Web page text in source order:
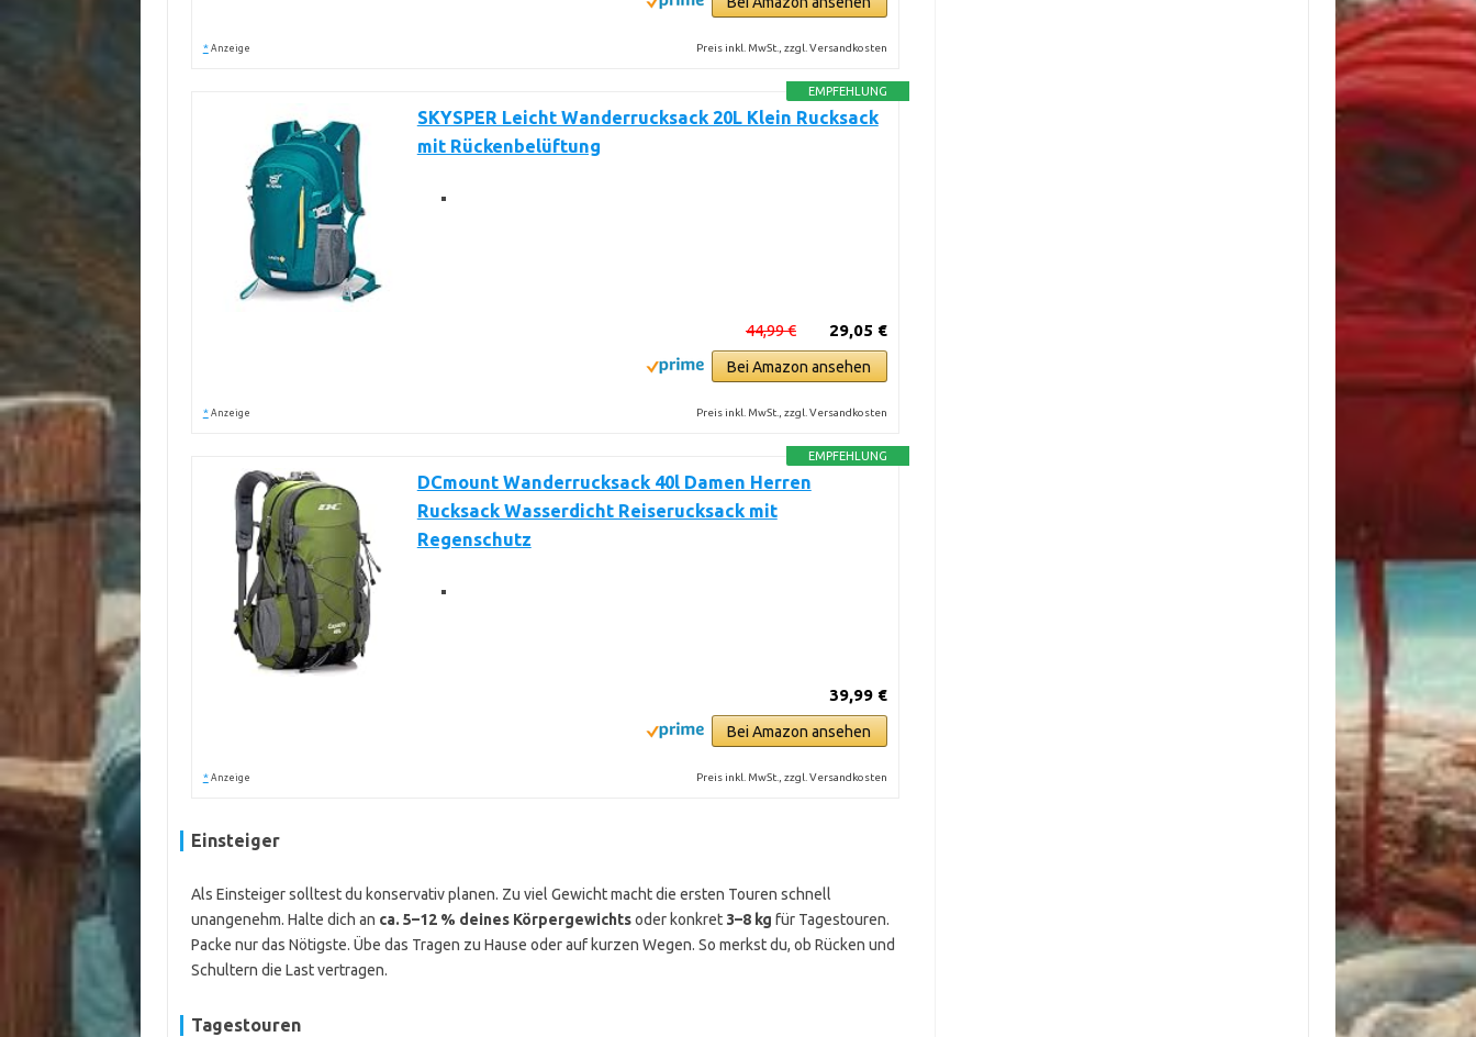
* Anzeige Preis inkl. MwSt., zzgl. Versandkosten
EMPFEHLUNG
SKYSPER Leicht Wanderrucksack 20L Klein Rucksack
mit Rückenbelüftung
29,05 €
44,99 €
Bei Amazon ansehen
* Anzeige Preis inkl. MwSt., zzgl. Versandkosten
EMPFEHLUNG
DCmount Wanderrucksack 40l Damen Herren
Rucksack Wasserdicht Reiserucksack mit
Regenschutz
39,99 €
Bei Amazon ansehen
* Anzeige Preis inkl. MwSt., zzgl. Versandkosten
Einsteiger
Als Einsteiger solltest du konservativ planen. Zu viel Gewicht macht die ersten Touren schnell
unangenehm. Halte dich an ca. 5–12 % deines Körpergewichtsoder konkret 3–8 kg für Tagestouren.
Packe nur das Nötigste. Übe das Tragen zu Hause oder auf kurzen Wegen. So merkst du, ob Rücken und
Schultern die Last vertragen.
Tagestouren